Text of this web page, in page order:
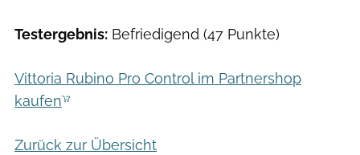
Testergebnis: Befriedigend (47 Punkte)
Vittoria Rubino Pro Control im Partnershop
kaufen
Zurück zur Übersicht